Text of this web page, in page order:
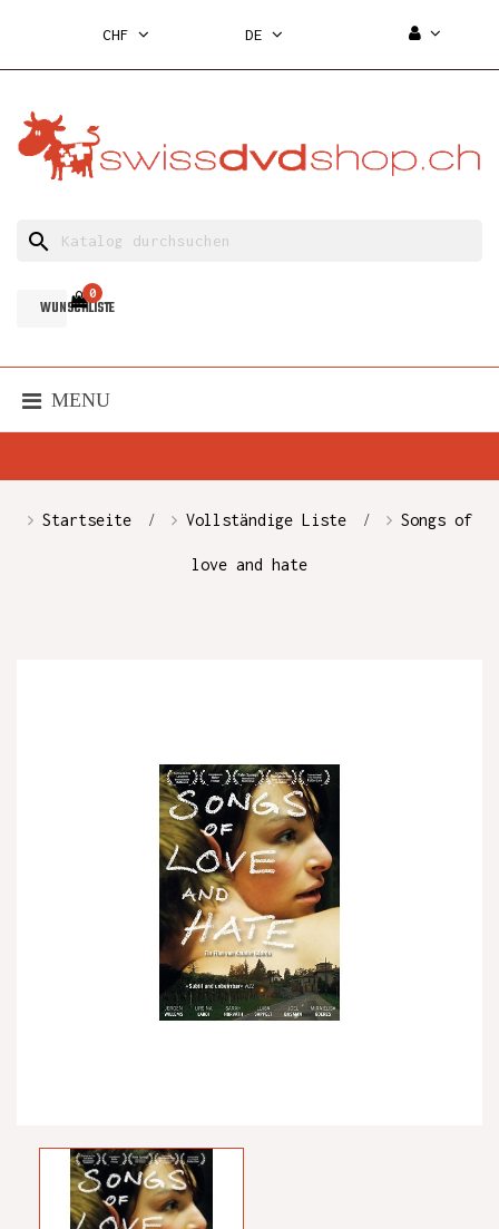
CHF DE
search
WUNSCHLISTE
0
MENU
Startseite Vollständige Liste Songs of
love and hate